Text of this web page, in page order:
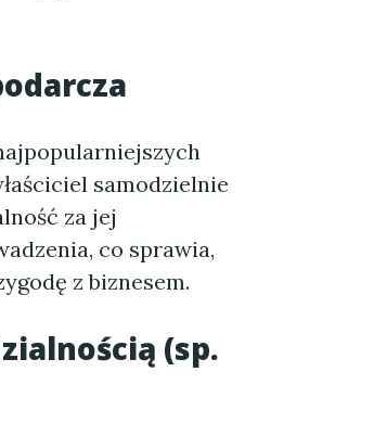
samodzielnie
za jej
co sprawia,
z biznesem.
(sp.